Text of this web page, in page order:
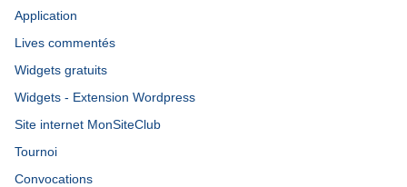
Application
Lives commentés
Widgets gratuits
Widgets - Extension Wordpress
Site internet MonSiteClub
Tournoi
Convocations